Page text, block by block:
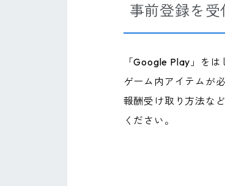
事前登録を受
「Google Play」を
ゲーム内アイテムが
報酬受け取り方法な
ください。